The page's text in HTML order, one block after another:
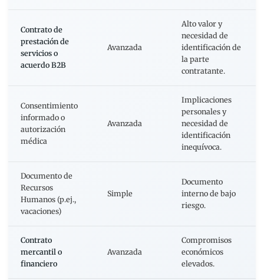
Contrato de
prestación de
servicios o
acuerdo B2B
Avanzada
Alto valor y
necesidad de
identificación de
la parte
contratante.
Consentimiento
informado o
autorización
médica
Avanzada
Implicaciones
personales y
necesidad de
identificación
inequívoca.
Documento de
Recursos
Humanos (p.ej.,
vacaciones)
Simple
Documento
interno de bajo
riesgo.
Contrato
mercantil o
financiero
Avanzada
Compromisos
económicos
elevados.